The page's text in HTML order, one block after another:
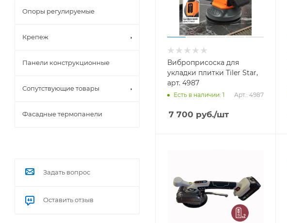
Виброприсоска для
укладки плитки Tiler Star,
арт. 4987
Есть в наличии: 1 Арт.: 4987
7 700 руб./шт
Опоры регулируемые
Крепеж
Панели конструкционные
Сопутствующие товары
Фасадные термопанели
Задать вопрос
Оставить отзыв